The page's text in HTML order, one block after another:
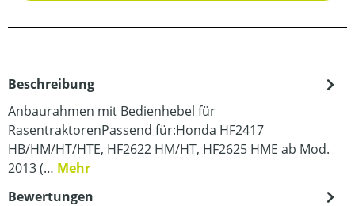
Beschreibung
Anbaurahmen mit Bedienhebel für
RasentraktorenPassend für:Honda HF2417
HB/HM/HT/HTE, HF2622 HM/HT, HF2625 HME ab Mod.
2013 (… Mehr
Bewertungen